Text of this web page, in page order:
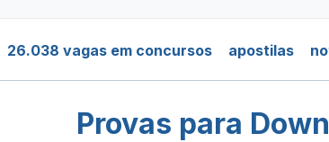
26.038 vagas em concursos apostilas
Provas para